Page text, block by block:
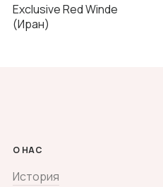
Exclusive Red Winde
(Иран)
О НАС
История